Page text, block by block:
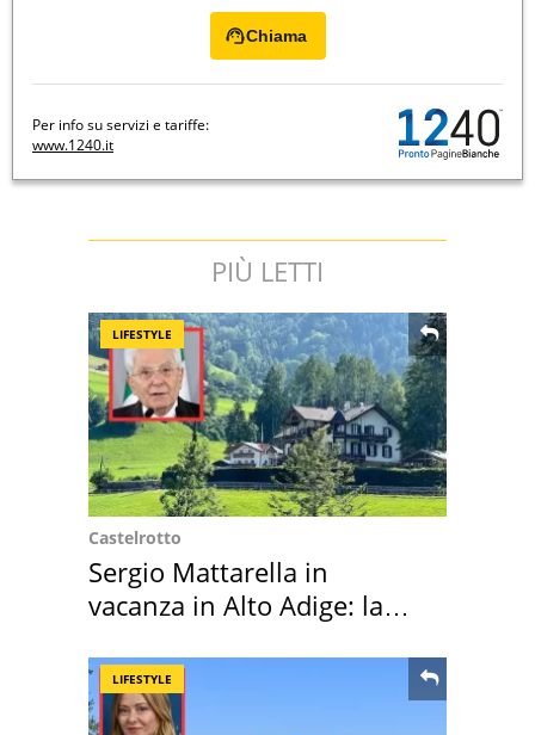
Chiama
Per info su servizi e tariffe:
www.1240.it
PIÙ LETTI
LIFESTYLE
Castelrotto
Sergio Mattarella in
vacanza in Alto Adige: la
LIFESTYLE